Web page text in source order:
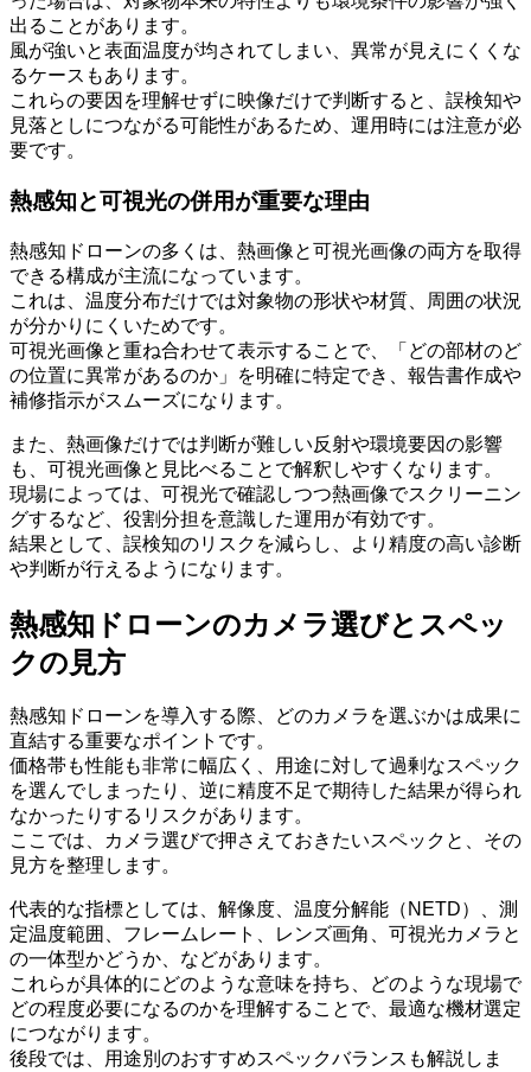
出ることがあります。
風が強いと表面温度が均されてしまい、異常が見えにくくな
るケースもあります。
これらの要因を理解せずに映像だけで判断すると、誤検知や
見落としにつながる可能性があるため、運用時には注意が必
要です。
熱感知と可視光の併用が重要な理由
熱感知ドローンの多くは、熱画像と可視光画像の両方を取得
できる構成が主流になっています。
これは、温度分布だけでは対象物の形状や材質、周囲の状況
が分かりにくいためです。
可視光画像と重ね合わせて表示することで、「どの部材のど
の位置に異常があるのか」を明確に特定でき、報告書作成や
補修指示がスムーズになります。
また、熱画像だけでは判断が難しい反射や環境要因の影響
も、可視光画像と見比べることで解釈しやすくなります。
現場によっては、可視光で確認しつつ熱画像でスクリーニン
グするなど、役割分担を意識した運用が有効です。
結果として、誤検知のリスクを減らし、より精度の高い診断
や判断が行えるようになります。
熱感知ドローンのカメラ選びとスペッ
クの見方
熱感知ドローンを導入する際、どのカメラを選ぶかは成果に
直結する重要なポイントです。
価格帯も性能も非常に幅広く、用途に対して過剰なスペック
を選んでしまったり、逆に精度不足で期待した結果が得られ
なかったりするリスクがあります。
ここでは、カメラ選びで押さえておきたいスペックと、その
見方を整理します。
代表的な指標としては、解像度、温度分解能（NETD）、測
定温度範囲、フレームレート、レンズ画角、可視光カメラと
の一体型かどうか、などがあります。
これらが具体的にどのような意味を持ち、どのような現場で
どの程度必要になるのかを理解することで、最適な機材選定
につながります。
後段では、用途別のおすすめスペックバランスも解説しま